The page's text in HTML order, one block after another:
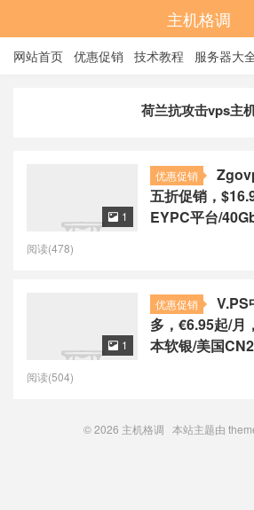
主机格调
网站首页 优惠促销 技术教程 服务器大
荷兰抗攻击vps主
优惠促销
五折促销，
EYPC平台/
 1
阅读(478)
优惠促销
V.PS
多，€6.95起/月
本软银/美国
 1
阅读(504)
© 2026 主机格调 本站主题由